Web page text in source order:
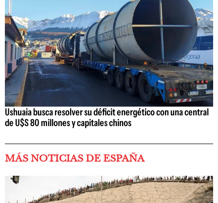
Ushuaia busca resolver su déficit energético con una central
de U$S 80 millones y capitales chinos
MÁS NOTICIAS DE ESPAÑA